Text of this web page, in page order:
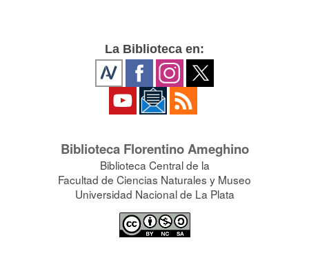
La Biblioteca en:
Biblioteca Florentino Ameghino
Biblioteca Central de la
Facultad de Ciencias Naturales y Museo
Universidad Nacional de La Plata